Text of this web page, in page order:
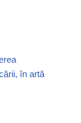
în artă